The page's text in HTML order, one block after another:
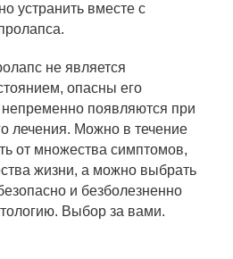
устранить вместе с
не является
опасны его
появляются при
лечения. Можно в течение
от множества симптомов,
жизни, а можно выбрать
и безболезненно
Выбор за вами.